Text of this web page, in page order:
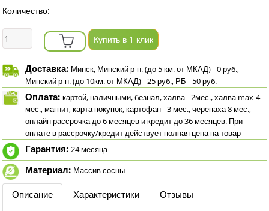
Количество:
Купить в 1 клик
Доставка: Минск, Минский р-н. (до 5 км. от МКАД) - 0 руб.,
Минский р-н. (до 10км. от МКАД) - 25 руб., РБ - 50 руб.
Оплата: картой, наличными, безнал, халва - 2мес., халва max-4
мес., магнит, карта покупок, картофан - 3 мес., черепаха 8 мес.,
онлайн рассрочка до 6 месяцев и кредит до 36 месяцев. При
оплате в рассрочку/кредит действует полная цена на товар
Гарантия: 24 месяца
Материал: Массив сосны
Описание Характеристики Отзывы